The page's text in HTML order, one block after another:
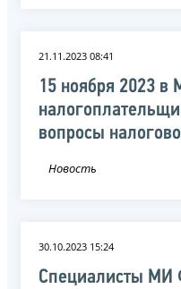
21.11.2023 08:41
15 ноября 2023
вопросы
Новость
30.10.2023 15:24
Специалисты МИ